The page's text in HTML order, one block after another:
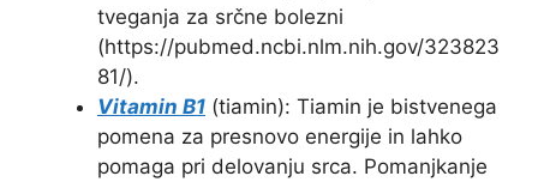
tveganja za srčne bolezni
(https://pubmed.ncbi.nlm.nih.gov/323823
81/).
Vitamin B1 (tiamin): Tiamin je bistvenega
pomena za presnovo energije in lahko
pomaga pri delovanju srca. Pomanjkanje